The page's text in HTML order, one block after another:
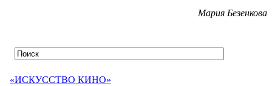
Мария Безенкова
«ИСКУССТВО КИНО»